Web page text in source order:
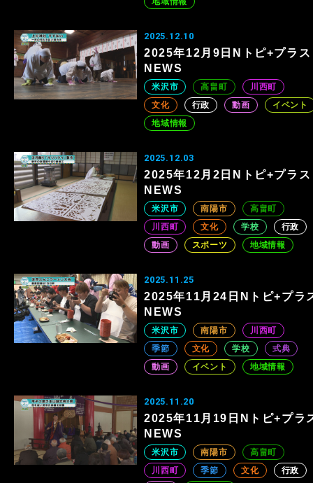
2025.12.10
2025年12月9日Nトピ+プラス
NEWS
米沢市 高畠町
川西町
文化
行政 動画
イベント
地域情報
2025.12.03
2025年12月2日Nトピ+プラス
NEWS
米沢市 南陽市
高畠町
川西町
文化 学校
行政
動画
スポーツ 地域情報
2025.11.25
2025年11月24日Nトピ+プラ
NEWS
米沢市 南陽市
川西町
季節
文化 学校
式典
動画
イベント 地域情報
2025.11.20
2025年11月19日Nトピ+プラ
NEWS
米沢市 南陽市
高畠町
川西町
季節 文化
行政